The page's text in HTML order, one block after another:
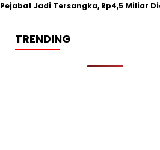
Jadi Tersangka, Rp4,5 Miliar
TRENDING